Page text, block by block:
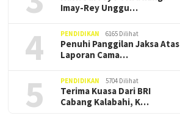
Imay-Rey Unggu…
4 PENDIDIKAN 6165 Dilihat
Penuhi Panggilan Jaksa Atas
Laporan Cama…
5 PENDIDIKAN 5704 Dilihat
Terima Kuasa Dari BRI
Cabang Kalabahi, K…